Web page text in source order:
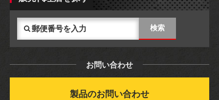
お問い合わせ
製品のお問い合わせ